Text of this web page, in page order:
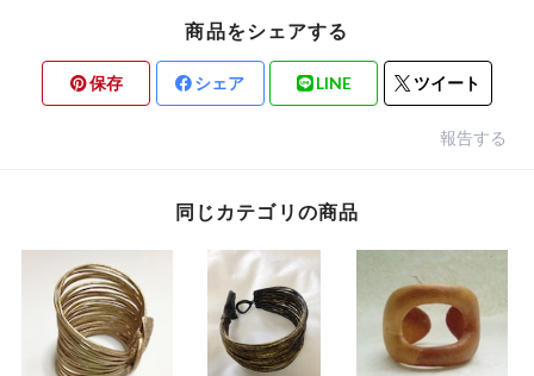
商品をシェアする
保存 シェア LINE ツイート
報告する
同じカテゴリの商品